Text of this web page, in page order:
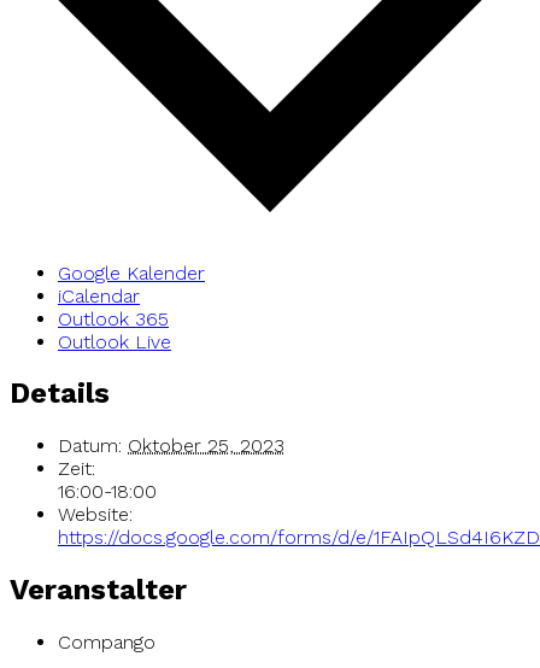
Google Kalender
iCalendar
Outlook 365
Outlook Live
Details
Datum: Oktober 25, 2023
Zeit:
16:00-18:00
Website:
https://docs.google.com/forms/d/e/
Veranstalter
Compango